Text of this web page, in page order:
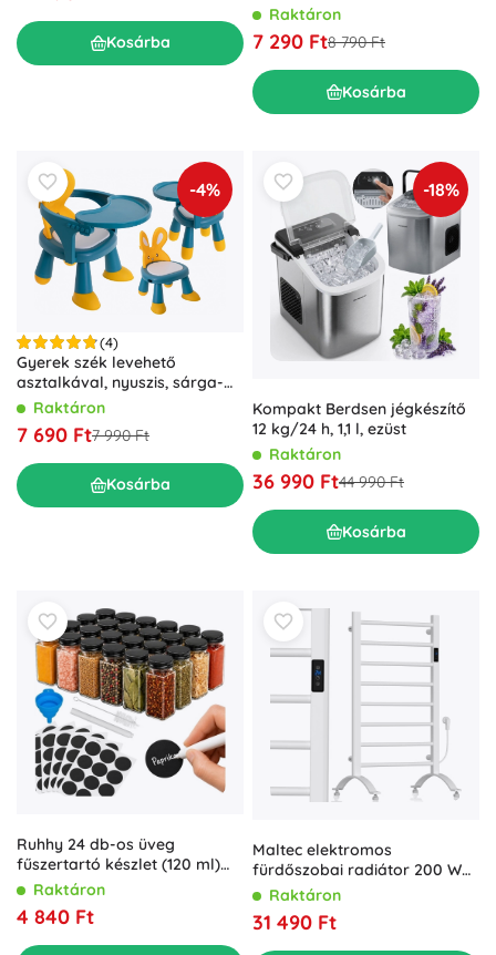
Kosárba
Raktáron
7 290 Ft8 790 Ft
Kosárba
-4%
(4)
Gyerek szék levehető
asztalkával, nyuszis, sárga-
kékRaktáron
7 690 Ft7 990 Ft
Kosárba
-18%
Kompakt Berdsen jégkészítő
12 kg/24 h, 1,1 l, ezüst
Raktáron
36 990 Ft44 990 Ft
Kosárba
Ruhhy 24 db-os üveg
fűszertartó készlet (120 ml)
címkékkel
Raktáron
4 840 Ft
Maltec elektromos
fürdőszobai radiátor 200 W
termosztáttal
Raktáron
31 490 Ft